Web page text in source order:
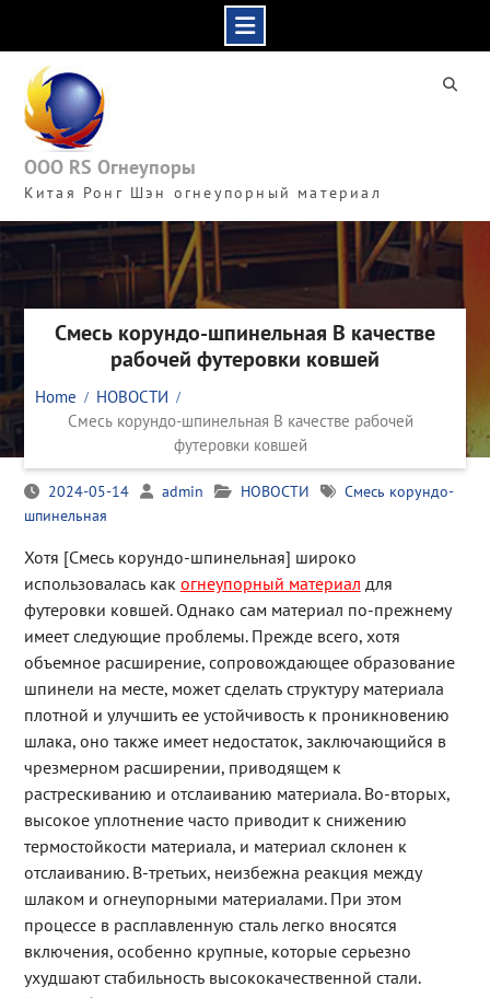
content
ООО RS Огнеупоры
Китая Ронг Шэн огнеупорный материал
Смесь корундо-шпинельная В качестве
рабочей футеровки ковшей
Home
НОВОСТИ
Смесь корундо-шпинельная В качестве рабочей
футеровки ковшей
2024-05-14 admin НОВОСТИ
Смесь корундо-
шпинельная
Хотя [Смесь корундо-шпинельная] широко
использовалась как огнеупорный материал для
футеровки ковшей. Однако сам материал по-прежнему
имеет следующие проблемы. Прежде всего, хотя
объемное расширение, сопровождающее образование
шпинели на месте, может сделать структуру материала
плотной и улучшить ее устойчивость к проникновению
шлака, оно также имеет недостаток, заключающийся в
чрезмерном расширении, приводящем к
растрескиванию и отслаиванию материала. Во-вторых,
высокое уплотнение часто приводит к снижению
термостойкости материала, и материал склонен к
отслаиванию. В-третьих, неизбежна реакция между
шлаком и огнеупорными материалами. При этом
процессе в расплавленную сталь легко вносятся
включения, особенно крупные, которые серьезно
ухудшают стабильность высококачественной стали.